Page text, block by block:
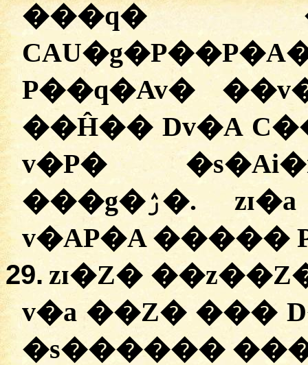
���q�
P��q�Av�
��Ĥ�� Dv�A
v�P�
���g�ۯ�. zɪ�a ��g���i� ����
v�AP�A �����
29.zɪ�Z�
v�a ��Z� ���
�s������